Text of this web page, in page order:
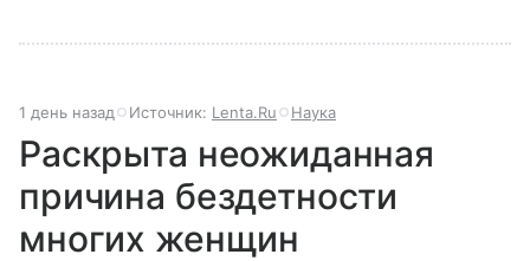
1 день назад Источник: Lenta.Ru Наука
Раскрыта неожиданная
причина бездетности
многих женщин